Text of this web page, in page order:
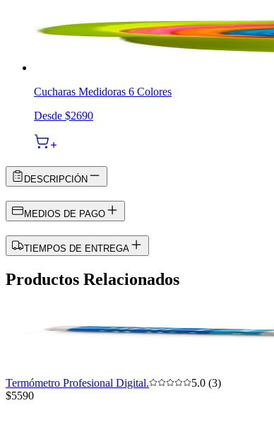
Cucharas Medidoras 6 Colores
Desde $2690
DESCRIPCIÓN
MEDIOS DE PAGO
TIEMPOS DE ENTREGA
Productos Relacionados
Termómetro Profesional Digital.
5.0 (3)
$5590